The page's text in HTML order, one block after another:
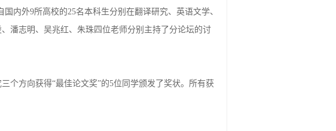
内外9所高校的25名本科生分别在翻译研究、英语文学、
潘志明、吴兆红、朱珠四位老师分别主持了分论坛的讨
方向获得“最佳论文奖”的5位同学颁发了奖状。所有获